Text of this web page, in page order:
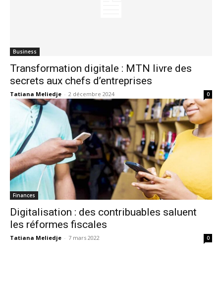
Business
Transformation digitale : MTN livre des
secrets aux chefs d’entreprises
Tatiana Meliedje - 2 décembre 2024 0
Finances
Digitalisation : des contribuables saluent
les réformes fiscales
Tatiana Meliedje - 7 mars 2022 0